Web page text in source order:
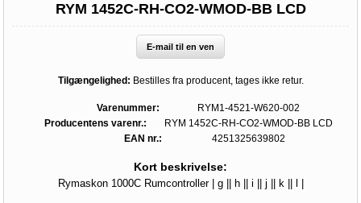
RYM 1452C-RH-CO2-WMOD-BB LCD
E-mail til en ven
Tilgængelighed: Bestilles fra producent, tages ikke retur.
Varenummer:
RYM1-4521-W620-002
Producentens varenr.:
RYM 1452C-RH-CO2-WMOD-BB LCD
EAN nr.:
4251325639802
Kort beskrivelse:
Rymaskon 1000C Rumcontroller | g || h || i || j || k || l |